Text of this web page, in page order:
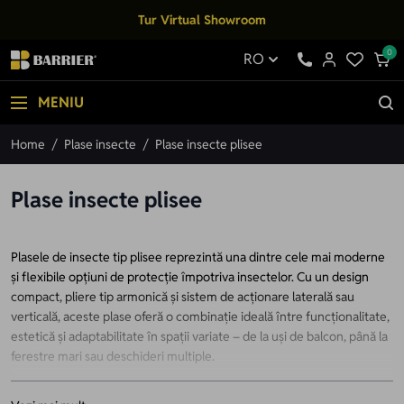
Tur Virtual Showroom
RO 0
MENIU
Home / Plase insecte / Plase insecte plisee
Plase insecte plisee
Plasele de insecte tip plisee reprezintă una dintre cele mai moderne
și flexibile opțiuni de protecție împotriva insectelor. Cu un design
compact, pliere tip armonică și sistem de acționare laterală sau
verticală, aceste plase oferă o combinație ideală între funcționalitate,
estetică și adaptabilitate în spații variate – de la uși de balcon, până la
ferestre mari sau deschideri multiple.
Cum funcționează?